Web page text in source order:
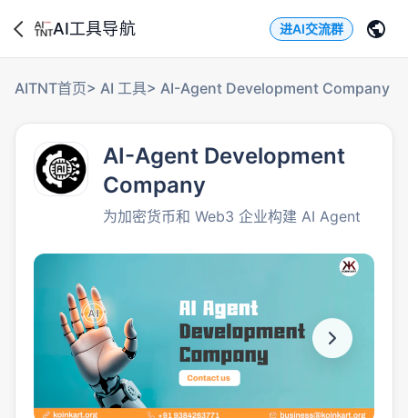
AI工具导航 进AI交流群
AITNT首页> AI 工具> AI-Agent Development Company
AI-Agent Development
Company
为加密货币和 Web3 企业构建 AI Agent